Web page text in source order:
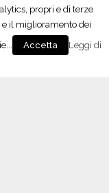
Oltrepòpropri e di terze
il miglioramento dei
Accetta
Leggi di